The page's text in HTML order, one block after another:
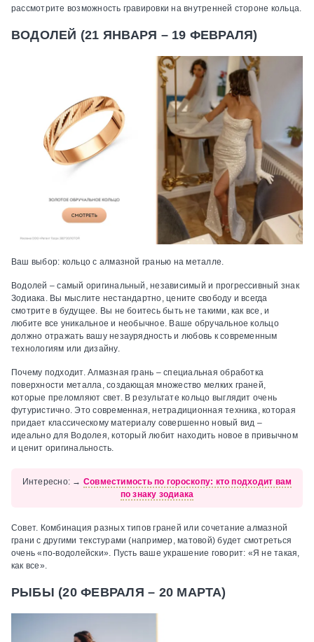
рассмотрите возможность гравировки на внутренней стороне кольца.
ВОДОЛЕЙ (21 ЯНВАРЯ – 19 ФЕВРАЛЯ)
Ваш выбор: кольцо с алмазной гранью на металле.
Водолей – самый оригинальный, независимый и прогрессивный знак
Зодиака. Вы мыслите нестандартно, цените свободу и всегда
смотрите в будущее. Вы не боитесь быть не такими, как все, и
любите все уникальное и необычное. Ваше обручальное кольцо
должно отражать вашу незаурядность и любовь к современным
технологиям или дизайну.
Почему подходит.Алмазная грань – специальная обработка
поверхности металла, создающая множество мелких граней,
которые преломляют свет. В результате кольцо выглядит очень
футуристично. Это современная, нетрадиционная техника, которая
придает классическому материалу совершенно новый вид –
идеально для Водолея, который любит находить новое в привычном
и ценит оригинальность.
Интересно: → Совместимость по гороскопу: кто подходит вам
по знаку зодиака
Совет. Комбинация разных типов граней или сочетание алмазной
грани с другими текстурами (например, матовой) будет смотреться
очень «по-водолейски». Пусть ваше украшение говорит: «Я не такая,
как все».
РЫБЫ (20 ФЕВРАЛЯ – 20 МАРТА)